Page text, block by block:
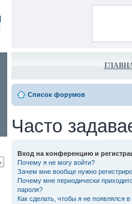
Список форумов
Часто
Вход на конференцию и
Почему я не могу войти?
Зачем мне вообще нужно
Почему мне периодически
пароля?
Как сделать, чтобы я не появлялся